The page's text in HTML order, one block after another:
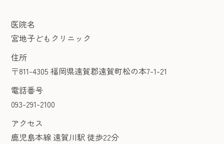
医院名
宮地子どもクリニック
住所
〒811-4305 福岡県遠賀郡遠賀町松の本7-1-21
電話番号
093-291-2100
アクセス
鹿児島本線 遠賀川駅 徒歩22分